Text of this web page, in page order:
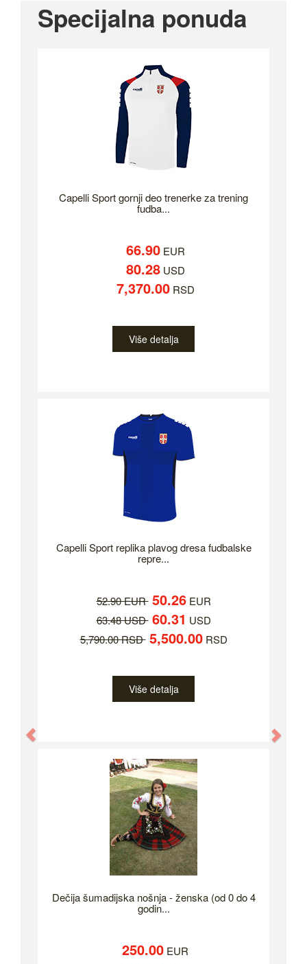
Specijalna ponuda
Capelli Sport gornji deo trenerke za trening
fudba...
66.90EUR
80.28USD
7,370.00RSD
Više detalja
Capelli Sport replika plavog dresa fudbalske
repre...
52.90 EUR 50.26EUR
63.48 USD 60.31 USD
5,790.00 RSD 5,500.00RSD
Više detalja
Dečija šumadijska nošnja - ženska (od 0 do 4
godin...
250.00 EUR